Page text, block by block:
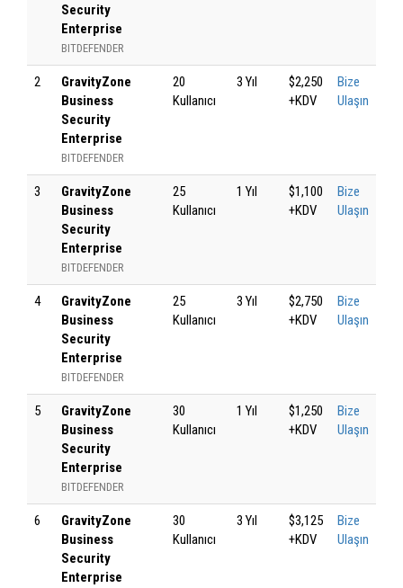
Security
Enterprise
BITDEFENDER
2
GravityZone
Business
Security
Enterprise
BITDEFENDER
20
Kullanıcı
3 Yıl
$2,250
+KDV
Bize
Ulaşın
3
GravityZone
Business
Security
Enterprise
BITDEFENDER
25
Kullanıcı
1 Yıl
$1,100
+KDV
Bize
Ulaşın
4
GravityZone
Business
Security
Enterprise
BITDEFENDER
25
Kullanıcı
3 Yıl
$2,750
+KDV
Bize
Ulaşın
5
GravityZone
Business
Security
Enterprise
BITDEFENDER
30
Kullanıcı
1 Yıl
$1,250
+KDV
Bize
Ulaşın
6
GravityZone
Business
Security
Enterprise
30
Kullanıcı
3 Yıl
$3,125
+KDV
Bize
Ulaşın